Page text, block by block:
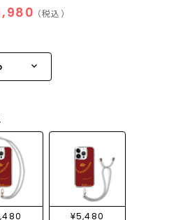
（税込）
¥5,480